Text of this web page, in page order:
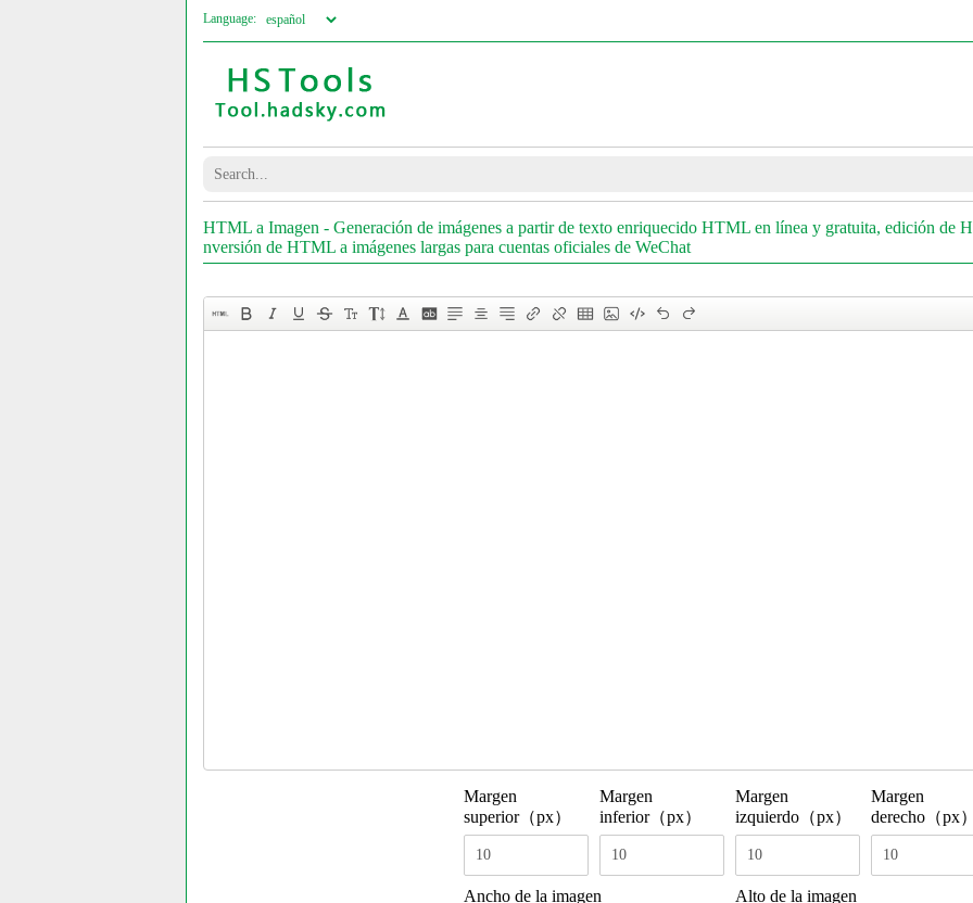
Language:
HTML a Imagen - Generación de imágenes a partir de texto enriquecido HTML en línea y gratuita, edición de
nversión de HTML a imágenes largas para cuentas oficiales de WeChat
Margen
superior（px）
Margen
inferior（px）
Margen
izquierdo（px）
Margen
derecho（px
Ancho de la imagen Alto de la imagen